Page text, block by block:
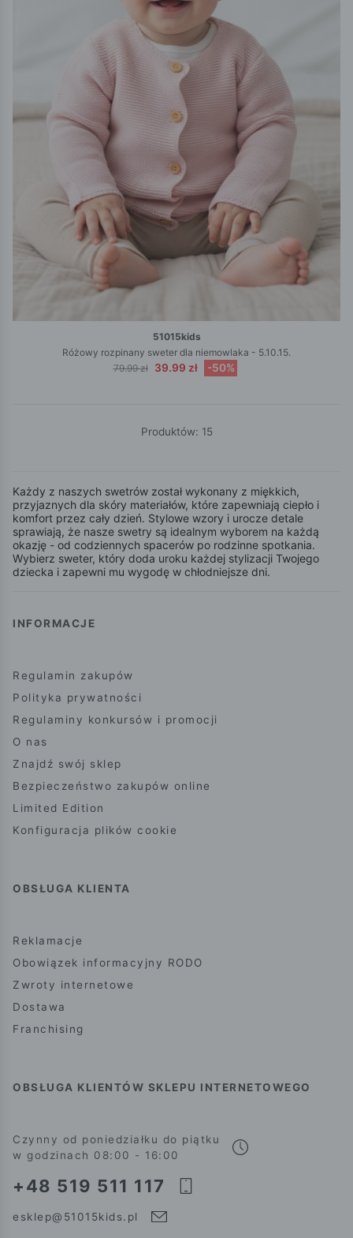
51015kids
Różowy rozpinany sweter dla niemowlaka - 5.10.15.
79.99 zł
39.99 zł -50%
Produktów: 15
Każdy z naszych swetrów został wykonany z miękkich,
przyjaznych dla skóry materiałów, które zapewniają ciepło i
komfort przez cały dzień. Stylowe wzory i urocze detale
sprawiają, że nasze swetry są idealnym wyborem na każdą
okazję - od codziennych spacerów po rodzinne spotkania.
Wybierz sweter, który doda uroku każdej stylizacji Twojego
dziecka i zapewni mu wygodę w chłodniejsze dni.
INFORMACJE
Regulamin zakupów
Polityka prywatności
Regulaminy konkursów i promocji
O nas
Znajdź swój sklep
Bezpieczeństwo zakupów online
Limited Edition
Konfiguracja plików cookie
OBSŁUGA KLIENTA
Reklamacje
Obowiązek informacyjny RODO
Zwroty internetowe
Dostawa
Franchising
OBSŁUGA KLIENTÓW SKLEPU INTERNETOWEGO
Czynny od poniedziałku do piątku
w godzinach 08:00 - 16:00
+48 519 511 117
esklep@51015kids.pl